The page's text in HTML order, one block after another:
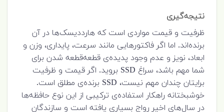
نتیجه‌گیری
ظرفیت و قیمت مواردی است که هارددیسک‌ها در آن
برنده‌اند. اما اگر فاکتورهایی مانند سرعت، پایداری، وزن و
ابعاد، نویز و عدم وجود پدیده‌ی قطعه‌قطعه شدن برای
شما مهم باشد، سراغ SSD بروید. اگر قیمت و ظرفیت
برایتان چندان مهم نیست، SSD برنده‌ی مطلق است.
خوشبختانه راهکار استفاده‌ی ترکیبی از این نوع حافظه‌ها
در سال‌های اخیر رواج بسیاری یافته است و سازندگان